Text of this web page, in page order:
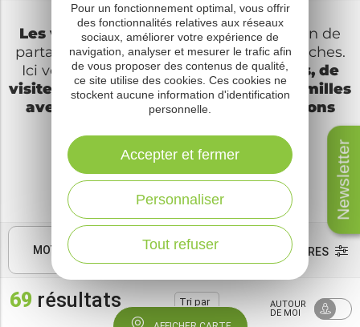
Newsletter
Les vacances en famillesont l'occasion de
partager de bons moments avec vos proches.
Ici vous trouverez desidées d'activités, de
visites, d'animations adaptées aux familles
avec enfants et même des suggestions
Découvrir en famille
Micropolis
la cité des insectes à Saint Léons
Aventuriers d'un jour
Agenda des animations
MOTS CLÉS FILTRES
69 résultats
Tri par
AUTOUR
DE MOI
Pour un fonctionnement optimal, vous offrir
des fonctionnalités relatives aux réseaux
sociaux, améliorer votre expérience de
navigation, analyser et mesurer le trafic afin
de vous proposer des contenus de qualité,
ce site utilise des cookies. Ces cookies ne
stockent aucune information d'identification
personnelle.
Tout refuser
Personnaliser
Accepter et fermer